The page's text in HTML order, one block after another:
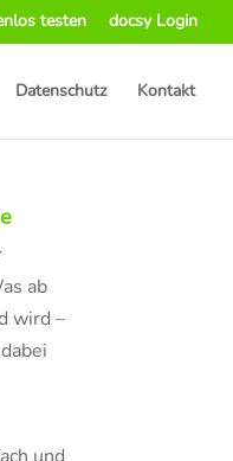
testen docsy Login
Datenschutz Kontakt
ab
wird –